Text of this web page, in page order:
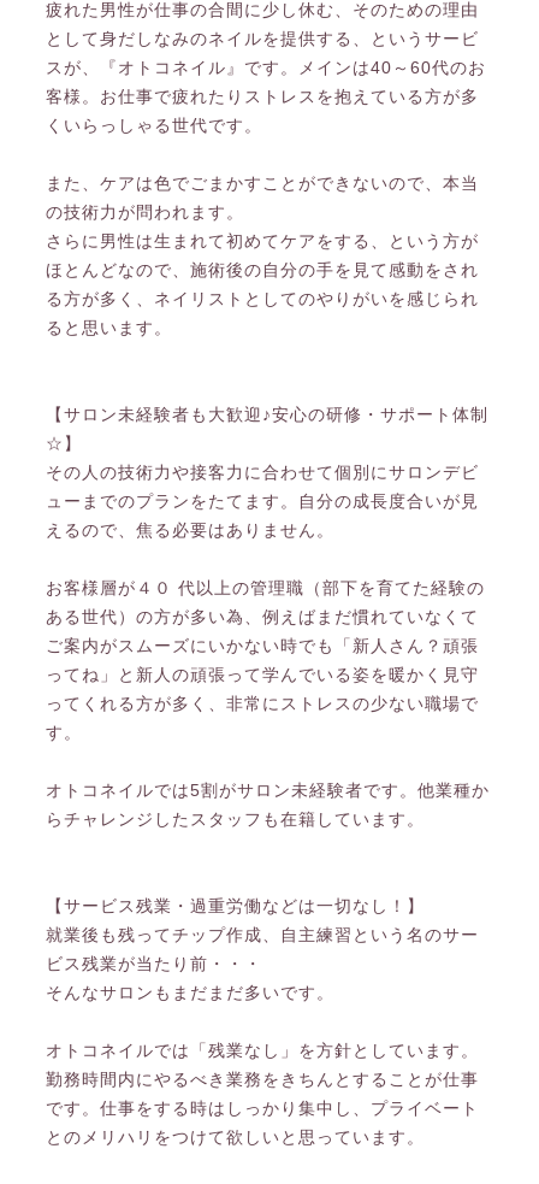
疲れた男性が仕事の合間に少し休む、そのための理由
として身だしなみのネイルを提供する、というサービ
スが、『オトコネイル』です。メインは40～60代のお
客様。お仕事で疲れたりストレスを抱えている方が多
くいらっしゃる世代です。
また、ケアは色でごまかすことができないので、本当
の技術力が問われます。
さらに男性は生まれて初めてケアをする、という方が
ほとんどなので、施術後の自分の手を見て感動をされ
る方が多く、ネイリストとしてのやりがいを感じられ
ると思います。
【サロン未経験者も大歓迎♪安心の研修・サポート体制
☆】
その人の技術力や接客力に合わせて個別にサロンデビ
ューまでのプランをたてます。自分の成長度合いが見
えるので、焦る必要はありません。
お客様層が４０ 代以上の管理職（部下を育てた経験の
ある世代）の方が多い為、例えばまだ慣れていなくて
ご案内がスムーズにいかない時でも「新人さん？頑張
ってね」と新人の頑張って学んでいる姿を暖かく見守
ってくれる方が多く、非常にストレスの少ない職場で
す。
オトコネイルでは5割がサロン未経験者です。他業種か
らチャレンジしたスタッフも在籍しています。
【サービス残業・過重労働などは一切なし！】
就業後も残ってチップ作成、自主練習という名のサー
ビス残業が当たり前・・・
そんなサロンもまだまだ多いです。
オトコネイルでは「残業なし」を方針としています。
勤務時間内にやるべき業務をきちんとすることが仕事
です。仕事をする時はしっかり集中し、プライベート
とのメリハリをつけて欲しいと思っています。